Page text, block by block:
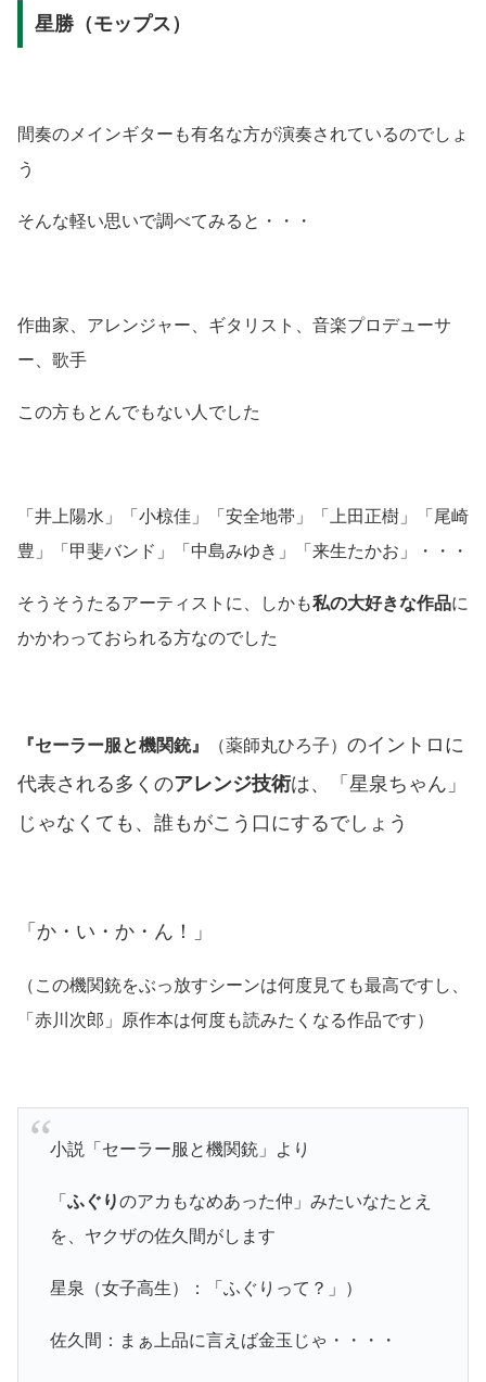
星勝（モップス）
間奏のメインギターも有名な方が演奏されているのでしょ
う
そんな軽い思いで調べてみると・・・
作曲家、アレンジャー、ギタリスト、音楽プロデューサ
ー、歌手
この方もとんでもない人でした
「井上陽水」「小椋佳」「安全地帯」「上田正樹」「尾崎
豊」「甲斐バンド」「中島みゆき」「来生たかお」・・・
そうそうたるアーティストに、しかも私の大好きな作品に
かかわっておられる方なのでした
『セーラー服と機関銃』 （薬師丸ひろ子） のイントロに
代表される多くのアレンジ技術は、「星泉ちゃん」
じゃなくても、誰もがこう口にするでしょう
「か・い・か・ん！」
（この機関銃をぶっ放すシーンは何度見ても最高ですし、
「赤川次郎」原作本は何度も読みたくなる作品です）
小説「セーラー服と機関銃」より
「 ふぐりのアカもなめあった仲」みたいなたとえ
を、ヤクザの佐久間がします
星泉 （女子高生） ：「ふぐりって？」）
佐久間：まぁ上品に言えば金玉じゃ・・・・